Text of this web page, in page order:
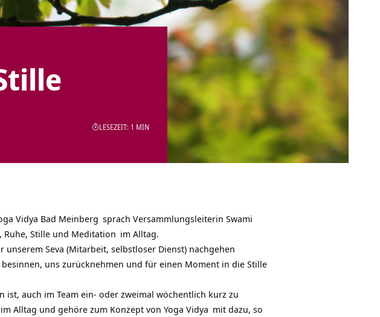
LESEZEIT: 1 MIN
Vidya Bad Meinberg sprach Versammlungsleiterin Swami
Stille und Meditation im Alltag.
unserem Seva (Mitarbeit, selbstloser Dienst) nachgehen
uns zurücknehmen und für einen Moment in die Stille
ist, auch im Team ein- oder zweimal wöchentlich kurz zu
im Alltag und gehöre zum Konzept von Yoga Vidya mit dazu, so